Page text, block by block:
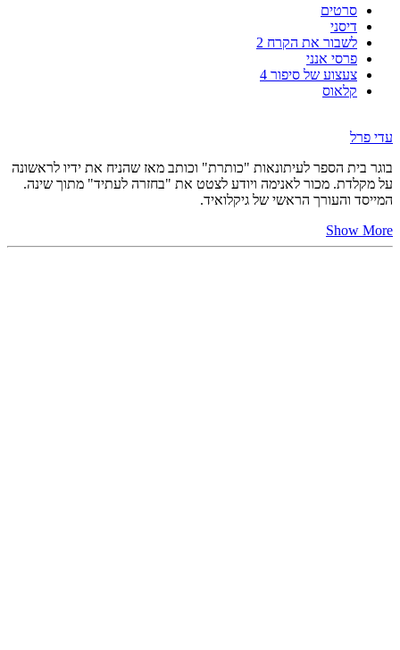
סרטים
דיסני
לשבור את הקרח 2
פרסי אנני
צעצוע של סיפור 4
קלאוס
עדי פרל
בוגר בית הספר לעיתונאות "כותרת" וכותב מאז שהניח את ידיו לראשונה
על מקלדת. מכור לאנימה ויודע לצטט את "בחזרה לעתיד" מתוך שינה.
המייסד והעורך הראשי של גיקלואיד.
Show More